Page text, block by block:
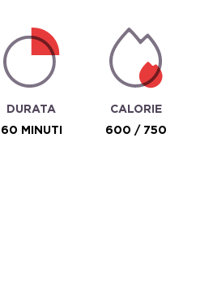
DURATA
60 MINUTI
CALORIE
600 / 750